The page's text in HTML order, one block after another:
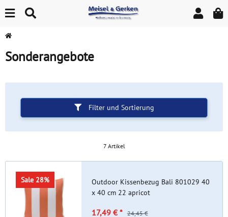
Sonderangebote
Filter und Sortierung
7 Artikel
Sale 28%
Outdoor Kissenbezug Bali 801029 40
x 40 cm 22 apricot
17,49 € * 24,45 €